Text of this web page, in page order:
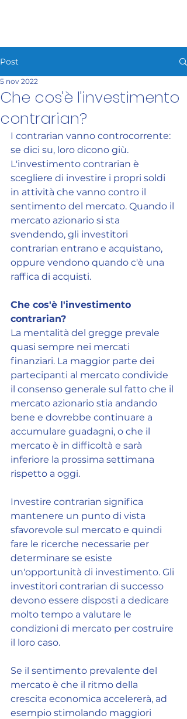
Post
Che cos'è l'investimento
contrarian?
5 nov 2022
I contrarian vanno controcorrente:
se dici su, loro dicono giù.
L'investimento contrarian è
scegliere di investire i propri soldi
in attività che vanno contro il
sentimento del mercato. Quando il
mercato azionario si sta
svendendo, gli investitori
contrarian entrano e acquistano,
oppure vendono quando c'è una
raffica di acquisti.
Che cos'è l'investimento
contrarian?
La mentalità del gregge prevale
quasi sempre nei mercati
finanziari. La maggior parte dei
partecipanti al mercato condivide
il consenso generale sul fatto che il
mercato azionario stia andando
bene e dovrebbe continuare a
accumulare guadagni, o che il
mercato è in difficoltà e sarà
inferiore la prossima settimana
rispetto a oggi.
Investire contrarian significa
mantenere un punto di vista
sfavorevole sul mercato e quindi
fare le ricerche necessarie per
determinare se esiste
un'opportunità di investimento. Gli
investitori contrarian di successo
devono essere disposti a dedicare
molto tempo a valutare le
condizioni di mercato per costruire
il loro caso.
Se il sentimento prevalente del
mercato è che il ritmo della
crescita economica accelererà, ad
esempio stimolando maggiori